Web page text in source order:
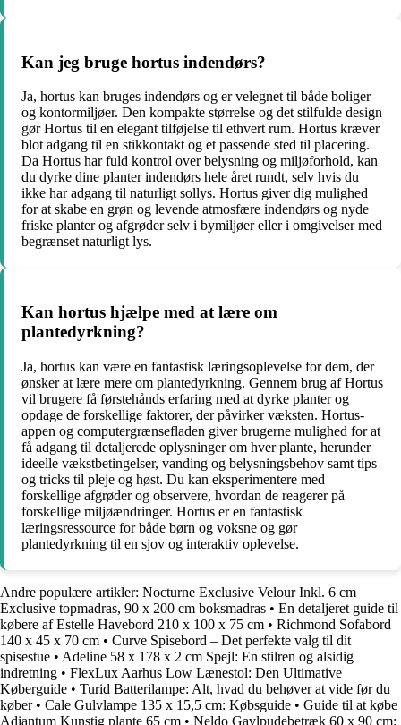
Kan jeg bruge hortus indendørs?
Ja, hortus kan bruges indendørs og er velegnet til både boliger
og kontormiljøer. Den kompakte størrelse og det stilfulde design
gør Hortus til en elegant tilføjelse til ethvert rum. Hortus kræver
blot adgang til en stikkontakt og et passende sted til placering.
Da Hortus har fuld kontrol over belysning og miljøforhold, kan
du dyrke dine planter indendørs hele året rundt, selv hvis du
ikke har adgang til naturligt sollys. Hortus giver dig mulighed
for at skabe en grøn og levende atmosfære indendørs og nyde
friske planter og afgrøder selv i bymiljøer eller i omgivelser med
begrænset naturligt lys.
Kan hortus hjælpe med at lære om
plantedyrkning?
Ja, hortus kan være en fantastisk læringsoplevelse for dem, der
ønsker at lære mere om plantedyrkning. Gennem brug af Hortus
vil brugere få førstehånds erfaring med at dyrke planter og
opdage de forskellige faktorer, der påvirker væksten. Hortus-
appen og computergrænsefladen giver brugerne mulighed for at
få adgang til detaljerede oplysninger om hver plante, herunder
ideelle vækstbetingelser, vanding og belysningsbehov samt tips
og tricks til pleje og høst. Du kan eksperimentere med
forskellige afgrøder og observere, hvordan de reagerer på
forskellige miljøændringer. Hortus er en fantastisk
læringsressource for både børn og voksne og gør
plantedyrkning til en sjov og interaktiv oplevelse.
Andre populære artikler: Nocturne Exclusive Velour Inkl. 6 cm
Exclusive topmadras, 90 x 200 cm boksmadras • En detaljeret guide til
købere af Estelle Havebord 210 x 100 x 75 cm • Richmond Sofabord
140 x 45 x 70 cm • Curve Spisebord – Det perfekte valg til dit
spisestue • Adeline 58 x 178 x 2 cm Spejl: En stilren og alsidig
indretning • FlexLux Aarhus Low Lænestol: Den Ultimative
Køberguide • Turid Batterilampe: Alt, hvad du behøver at vide før du
køber• Cale Gulvlampe 135 x 15,5 cm: Købsguide • Guide til at købe
Adiantum Kunstig plante 65 cm • Neldo Gavlpudebetræk 60 x 90 cm: